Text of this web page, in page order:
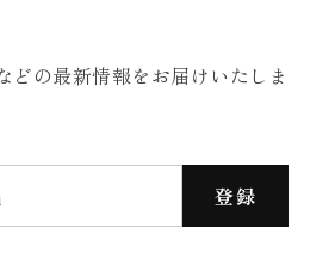
どの最新情報をお届けいたしま
登録